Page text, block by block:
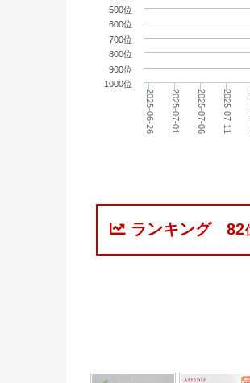
2025-06-26 2025-07-01 2025-07-06 2025-07-11
500位
600位
700位
800位
900位
1000位
ランキング 82